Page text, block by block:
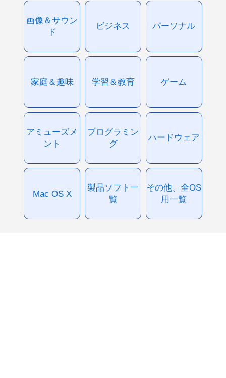
画像＆サウン
ド
ビジネス パーソナル
家庭＆趣味 学習＆教育 ゲーム
アミューズメ
ント
プログラミン
グ
ハードウェア
Mac OS X
製品ソフト一
覧
その他、全OS
用一覧